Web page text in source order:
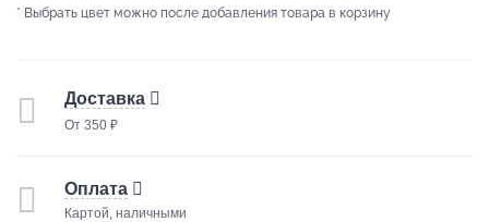
* Выбрать цвет можно после добавления товара в корзину
Доставка
От 350 ₽
Оплата
Картой, наличными